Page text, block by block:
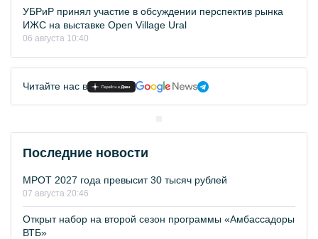
УБРиР принял участие в обсуждении перспектив рынка
ИЖС на выставке Open Village Ural
06 августа 10:40
Читайте нас в
Последние новости
МРОТ 2027 года превысит 30 тысяч рублей
07 августа 20:46
Открыт набор на второй сезон программы «Амбассадоры
ВТБ»